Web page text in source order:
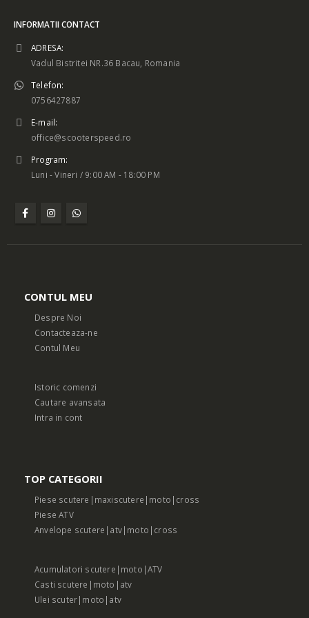
INFORMATII CONTACT
ADRESA:
Vadul Bistritei NR.36 Bacau, Romania
Telefon:
0756427887
E-mail:
office@scooterspeed.ro
Program:
Luni - Vineri / 9:00 AM - 18:00 PM
CONTUL MEU
Despre Noi
Contacteaza-ne
Contul Meu
Istoric comenzi
Cautare avansata
Intra in cont
TOP CATEGORII
Piese scutere|maxiscutere|moto|cross
Piese ATV
Anvelope scutere|atv|moto|cross
Acumulatori scutere|moto|ATV
Casti scutere|moto|atv
Ulei scuter|moto|atv